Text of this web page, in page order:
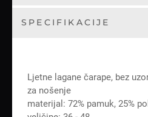
SPECIFIKACIJE
Ljetne lagane čarape, bez
za nošenje
materijal: 72% pamuk, 25%